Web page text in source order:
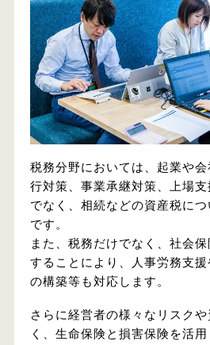
税務分野においては、起業や
行対策、事業承継対策、上場
でなく、相続などの資産税に
です。
また、税務だけでなく、社会
することにより、人事労務支
の構築等も対応します。
さらに経営者の様々なリスク
く、生命保険と損害保険を活